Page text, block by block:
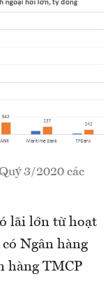
3/2020 các
lãi lớn từ hoạt
Ngân hàng
hàng TMCP